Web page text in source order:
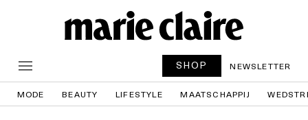
SHOP NEWSLETTER
MODE BEAUTY LIFESTYLE MAATSCHAPPIJ